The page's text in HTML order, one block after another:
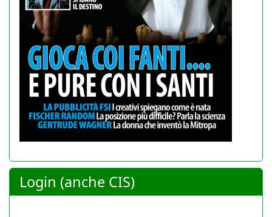
Login (anche CIS)